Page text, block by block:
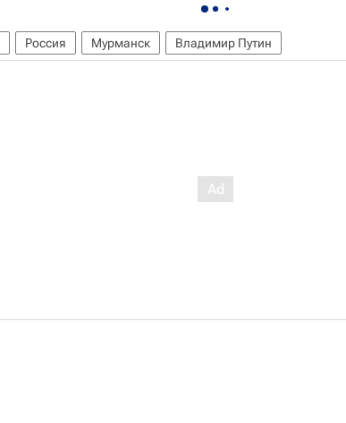
Россия Мурманск Владимир Путин